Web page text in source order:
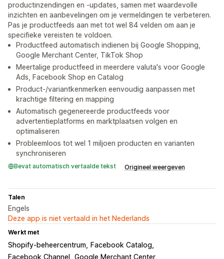
productinzendingen en -updates, samen met waardevolle
inzichten en aanbevelingen om je vermeldingen te verbeteren.
Pas je productfeeds aan met tot wel 84 velden om aan je
specifieke vereisten te voldoen.
Productfeed automatisch indienen bij Google Shopping,
Google Merchant Center, TikTok Shop
Meertalige productfeed in meerdere valuta's voor Google
Ads, Facebook Shop en Catalog
Product-/variantkenmerken eenvoudig aanpassen met
krachtige filtering en mapping
Automatisch gegenereerde productfeeds voor
advertentieplatforms en marktplaatsen volgen en
optimaliseren
Probleemloos tot wel 1 miljoen producten en varianten
synchroniseren
Bevat automatisch vertaalde tekst Origineel weergeven
Talen
Engels
Deze app is niet vertaald in het Nederlands
Werkt met
Shopify-beheercentrum
Facebook Catalog
Facebook Channel
Google Merchant Center